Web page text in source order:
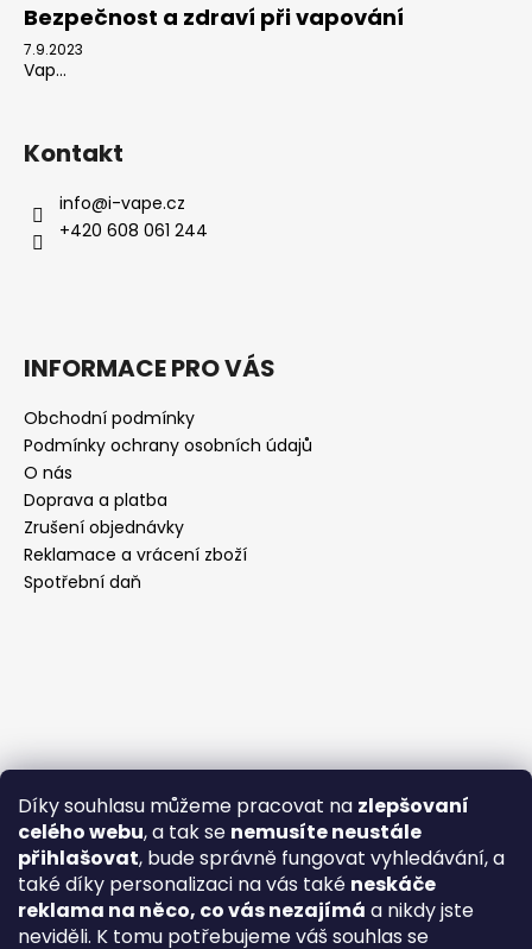
Díky souhlasu můžeme pracovat na zlepšovaní
celého webu, a tak se nemusíte neustále
přihlašovat, bude správně fungovat vyhledávání, a
také díky personalizaci na vás také neskáče
reklama na něco, co vás nezajímá a nikdy jste
neviděli. K tomu potřebujeme váš souhlas se
Bezpečnost a zdraví při vapování
7.9.2023
Vap...
Kontakt
info@i-vape.cz
+420 608 061 244
INFORMACE PRO VÁS
Obchodní podmínky
Podmínky ochrany osobních údajů
O nás
Doprava a platba
Zrušení objednávky
Reklamace a vrácení zboží
Spotřební daň